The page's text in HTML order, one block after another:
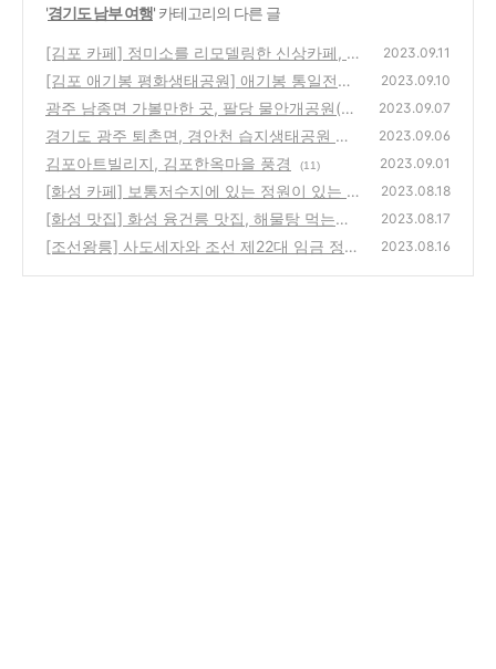
'경기도 남부 여행' 카테고리의 다른 글
[김포 카페] 정미소를 리모델링한 신상카페, 아
워올드밀
(202)
2023.09.11
[김포 애기봉 평화생태공원] 애기봉 통일전망
대(조강전망대)에서 바라본 북한 풍경
(136)
2023.09.10
광주 남종면 가볼만한 곳, 팔당 물안개공원(귀
여섬)
(125)
2023.09.07
경기도 광주 퇴촌면, 경안천 습지생태공원 풍
경
(121)
2023.09.06
김포아트빌리지, 김포한옥마을 풍경 (11) 2023.09.01
[화성 카페] 보통저수지에 있는 정원이 있는 대
형 한옥카페, 혜경궁 베이커리
(90)
2023.08.18
[화성 맛집] 화성 융건릉 맛집, 해물탕 먹는기
분 ? 정프로 해물칼국수
(112)
2023.08.17
[조선왕릉] 사도세자와 조선 제22대 임금 정조
2023.08.16